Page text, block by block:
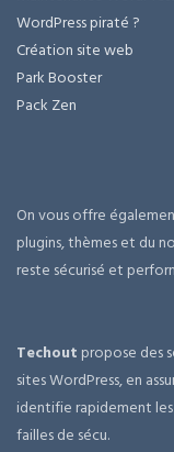
WordPress piraté ?
Création site web
Park Booster
Pack Zen
On vous offre
plugins, thèmes et du
reste sécurisé et
Techout propose des
sites WordPress, en
identifie rapidement
failles de sécu.